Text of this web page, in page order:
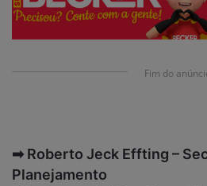
Fim do
➡ Roberto Jeck Effting –
Planejamento